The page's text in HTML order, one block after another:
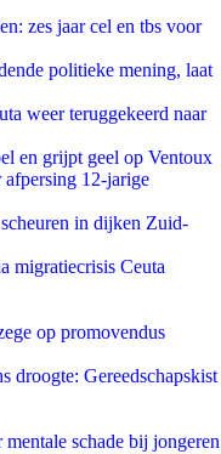
zes jaar cel en tbs voor
politieke mening, laat
weer teruggekeerd naar
en grijpt geel op Ventoux
12-jarige
in dijken Zuid-
migratiecrisis Ceuta
op promovendus
droogte: Gereedschapskist
schade bij jongeren